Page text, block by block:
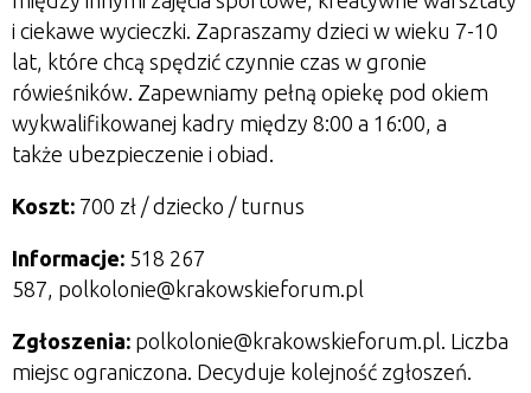
i ciekawe wycieczki. Zapraszamy dzieci w wieku 7-10
lat, które chcą spędzić czynnie czas w gronie
rówieśników. Zapewniamy pełną opiekę pod okiem
wykwalifikowanej kadry między 8:00 a 16:00, a
także ubezpieczenie i obiad.
Koszt: 700 zł / dziecko / turnus
Informacje: 518 267
587, polkolonie@krakowskieforum.pl
Zgłoszenia: polkolonie@krakowskieforum.pl. Liczba
miejsc ograniczona. Decyduje kolejność zgłoszeń.